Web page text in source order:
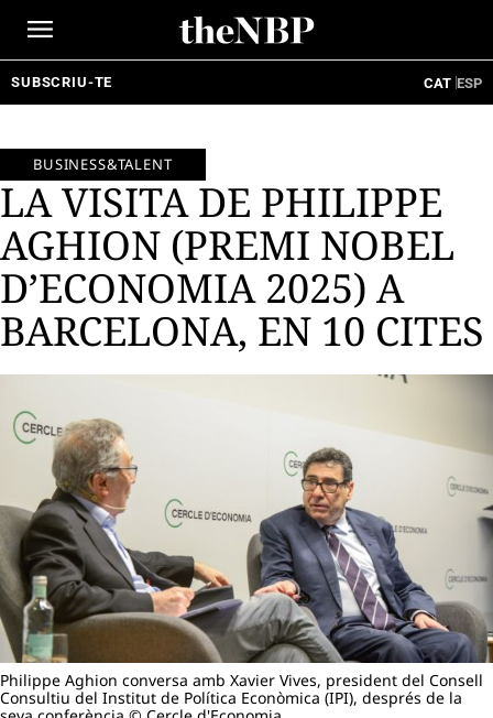
SUBSCRIU-TE CAT ESP
BUSINESS&TALENT
LA VISITA DE PHILIPPE
AGHION (PREMI NOBEL
D’ECONOMIA 2025) A
BARCELONA, EN 10 CITES
Philippe Aghion conversa amb Xavier Vives, president del Consell
Consultiu del Institut de Política Econòmica (IPI), després de la